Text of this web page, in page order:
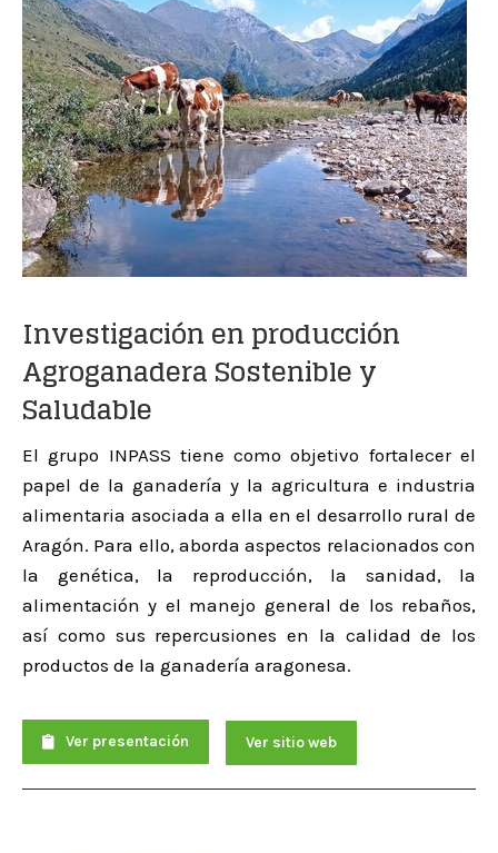
Investigación en producción
Agroganadera Sostenible y
Saludable
El grupo INPASS tiene como objetivo fortalecer el
papel de la ganadería y la agricultura e industria
alimentaria asociada a ella en el desarrollo rural de
Aragón. Para ello, aborda aspectos relacionados con
la genética, la reproducción, la sanidad, la
alimentación y el manejo general de los rebaños,
así como sus repercusiones en la calidad de los
productos de la ganadería aragonesa.
Ver presentación Ver sitio web